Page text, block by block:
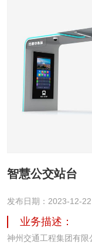
智慧公交站台
发布日期：2023-12-22
业务描述：
神州交通工程集团有